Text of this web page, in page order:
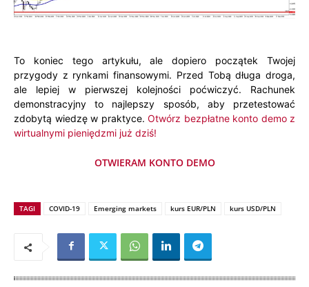
To koniec tego artykułu, ale dopiero początek Twojej
przygody z rynkami finansowymi. Przed Tobą długa droga,
ale lepiej w pierwszej kolejności poćwiczyć. Rachunek
demonstracyjny to najlepszy sposób, aby przetestować
zdobytą wiedzę w praktyce. Otwórz bezpłatne konto demo z
wirtualnymi pieniędzmi już dziś!
OTWIERAM KONTO DEMO
TAGI COVID-19 Emerging markets kurs EUR/PLN kurs USD/PLN